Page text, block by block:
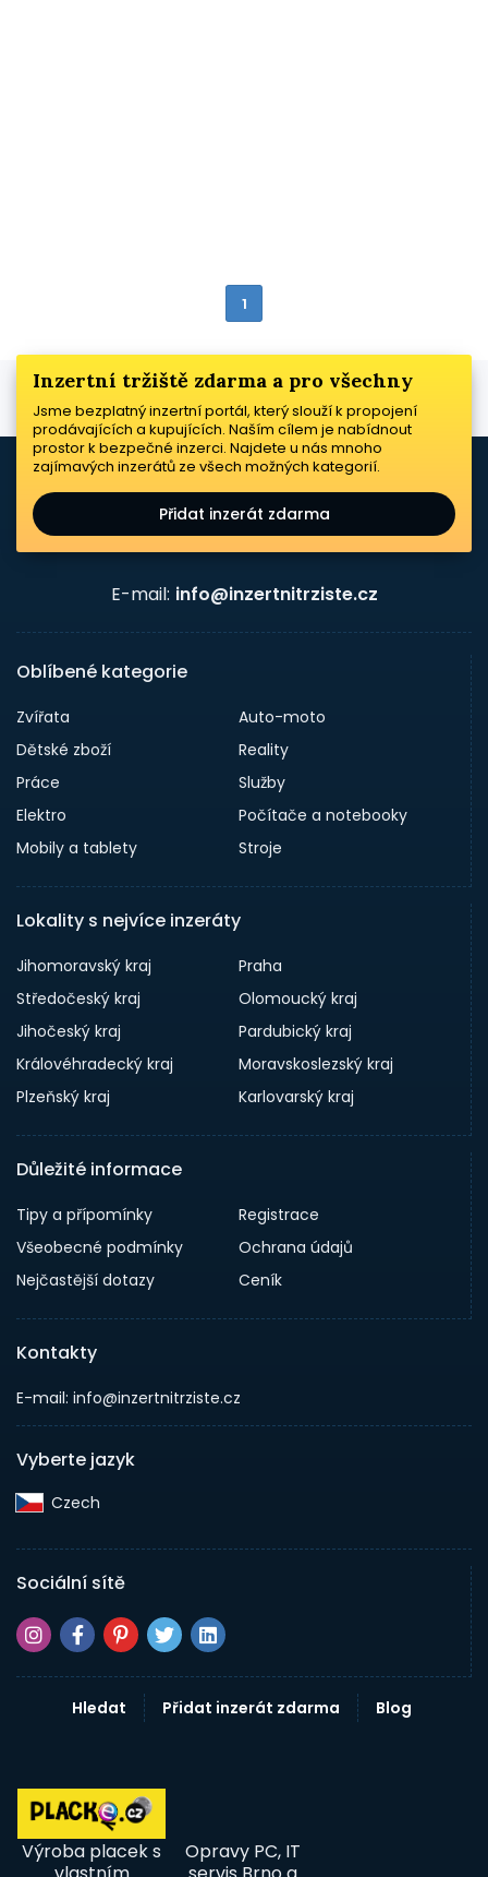
1
Inzertní tržiště zdarma a pro všechny
Jsme bezplatný inzertní portál, který slouží k propojení
prodávajících a kupujících. Naším cílem je nabídnout
prostor k bezpečné inzerci. Najdete u nás mnoho
zajímavých inzerátů ze všech možných kategorií.
Přidat inzerát zdarma
E-mail: info@inzertnitrziste.cz
Oblíbené kategorie
Zvířata
Auto-moto
Dětské zboží
Reality
Práce
Služby
Elektro
Počítače a notebooky
Mobily a tablety
Stroje
Lokality s nejvíce inzeráty
Jihomoravský kraj
Praha
Středočeský kraj
Olomoucký kraj
Jihočeský kraj
Pardubický kraj
Královéhradecký kraj
Moravskoslezský kraj
Plzeňský kraj
Karlovarský kraj
Důležité informace
Tipy a přípomínky
Registrace
Všeobecné podmínky
Ochrana údajů
Nejčastější dotazy
Ceník
Kontakty
E-mail: info@inzertnitrziste.cz
Vyberte jazyk
Czech‎
Sociální sítě
Hledat Přidat inzerát zdarma Blog
Výroba placek s
Opravy PC, IT